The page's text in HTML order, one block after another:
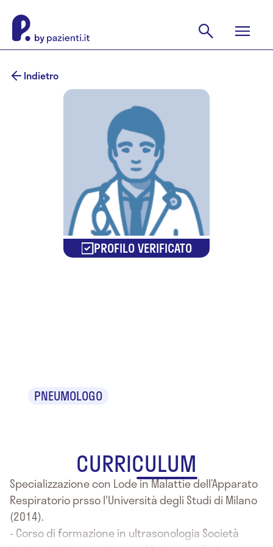
Indietro
PROFILO VERIFICATO
PNEUMOLOGO
CURRICULUM
Specializzazione con Lode in Malattie dell’Apparato
Respiratorio prsso l'Università degli Studi di Milano
(2014).
- Corso di formazione in ultrasonologia Società